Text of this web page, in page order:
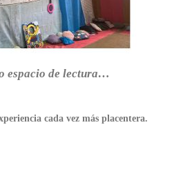
espacio de lectura…
cada vez más placentera.